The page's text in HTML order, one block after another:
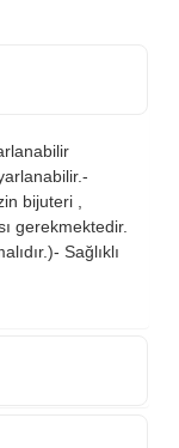
bijuteri ,
gerekmektedir.
Sağlıklı